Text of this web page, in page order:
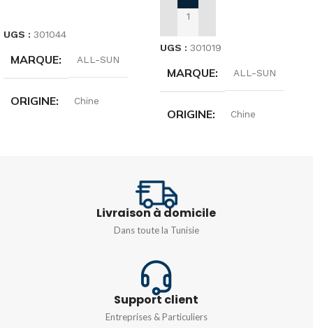
UGS : 301044
MARQUE ALL-SUN
ORIGINE Chine
AJOUTER AU PANIER
UGS : 301019
MARQUE ALL-SUN
ORIGINE Chine
(L × L × T) : 83 × 162 × 47
mm
pile 9 V (6F22)
Livraison à domicile
Dans toute la Tunisie
Support client
Entreprises & Particuliers